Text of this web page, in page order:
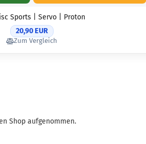
Sports | Servo | Proton
20,90 EUR
Zum Vergleich
Shop aufgenommen.